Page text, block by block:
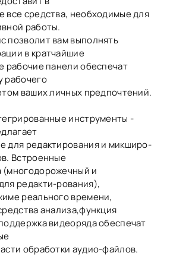
все средства, необходимые для
работы.
позволит вам выполнять
в кратчайшие
рабочие панели обеспечат
рабочего
ваших личных предпочтений.
инструменты -
для редактирования и микширо-
Встроенные
и
редакти-рования),
реального времени,
анализа,функция
видеоряда обеспечат
обработки аудио-файлов.